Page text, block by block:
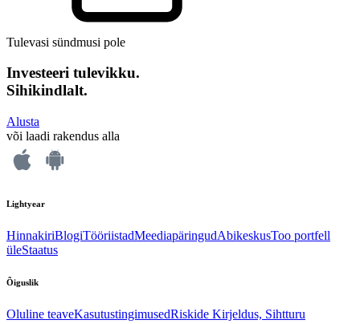
Tulevasi sündmusi pole
Investeeri tulevikku.
Sihikindlalt.
Alusta
või laadi rakendus alla
Lightyear
HinnakiriBlogiTööriistadMeediapäringudAbikeskusToo portfell
üleStaatus
Õiguslik
Oluline teaveKasutustingimusedRiskide Kirjeldus, Sihtturu